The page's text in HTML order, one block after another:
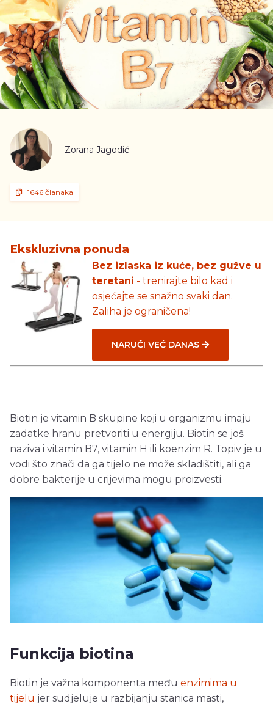
Zorana Jagodić
1646 članaka
Ekskluzivna ponuda
Bez izlaska iz kuće, bez gužve u
teretani - trenirajte bilo kad i
osjećajte se snažno svaki dan.
Zaliha je ograničena!
NARUČI VEĆ DANAS
Biotin je vitamin B skupine koji u organizmu imaju
zadatke hranu pretvoriti u energiju. Biotin se još
naziva i vitamin B7, vitamin H ili koenzim R. Topiv je u
vodi što znači da ga tijelo ne može skladištiti, ali ga
dobre bakterije u crijevima mogu proizvesti.
Funkcija biotina
Biotin je važna komponenta među enzimima u
tijelu jer sudjeluje u razbijanju stanica masti,